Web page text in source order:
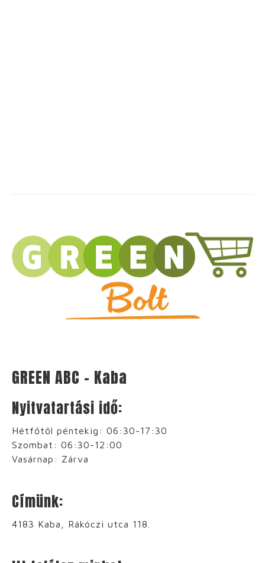
GREEN ABC – Kaba
Nyitvatartási idő:
Hétfőtől péntekig: 06:30-17:30
Szombat: 06:30-12:00
Vasárnap: Zárva
Címünk:
4183 Kaba, Rákóczi utca 118.